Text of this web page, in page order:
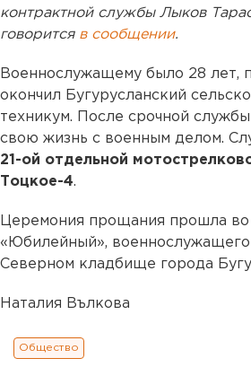
контрактной службы Лыков
говорится в сообщении.
Военнослужащему было 28 лет,
окончил Бугурусланский
техникум. После срочной
свою жизнь с военным делом.
21-ой отдельной
Тоцкое-4.
Церемония прощания прошла
«Юбилейный», военнослужащего
Северном кладбище города
Наталия Вълкова
Общество